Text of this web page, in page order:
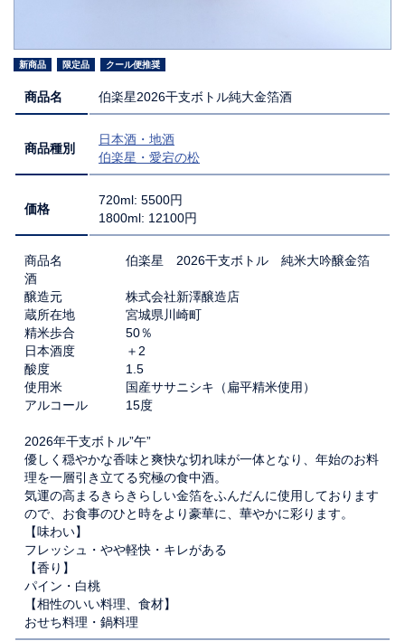
新商品 限定品 クール便推奨
商品名 伯楽星2026干支ボトル純大金箔酒
商品種別
日本酒・地酒
伯楽星・愛宕の松
価格
720ml: 5500円
1800ml: 12100円
商品名 伯楽星 2026干支ボトル 純米大吟醸金箔
酒
醸造元 株式会社新澤醸造店
蔵所在地 宮城県川崎町
精米歩合 50％
日本酒度 ＋2
酸度 1.5
使用米 国産ササニシキ（扁平精米使用）
アルコール 15度
2026年干支ボトル”午”
優しく穏やかな香味と爽快な切れ味が一体となり、年始のお料
理を一層引き立てる究極の食中酒。
気運の高まるきらきらしい金箔をふんだんに使用しております
ので、お食事のひと時をより豪華に、華やかに彩ります。
【味わい】
フレッシュ・やや軽快・キレがある
【香り】
パイン・白桃
【相性のいい料理、食材】
おせち料理・鍋料理